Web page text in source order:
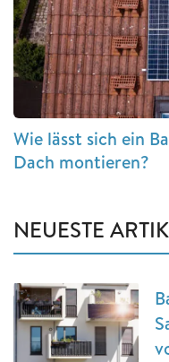
Wie lässt sich ein
Dach montieren?
NEUESTE